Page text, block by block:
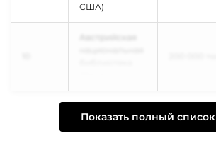
США)
Показать полный список